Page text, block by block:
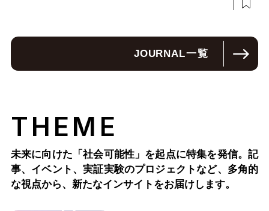
JOURNAL一覧
THEME
未来に向けた「社会可能性」を起点に特集を発信。記
事、イベント、実証実験のプロジェクトなど、多角的
な視点から、新たなインサイトをお届けします。